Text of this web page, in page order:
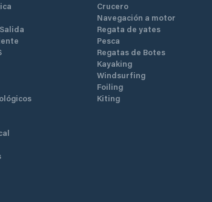
Crucero
Navegación a motor
Regata de yates
Pesca
Regatas de Botes
Kayaking
Windsurfing
Foiling
Kiting